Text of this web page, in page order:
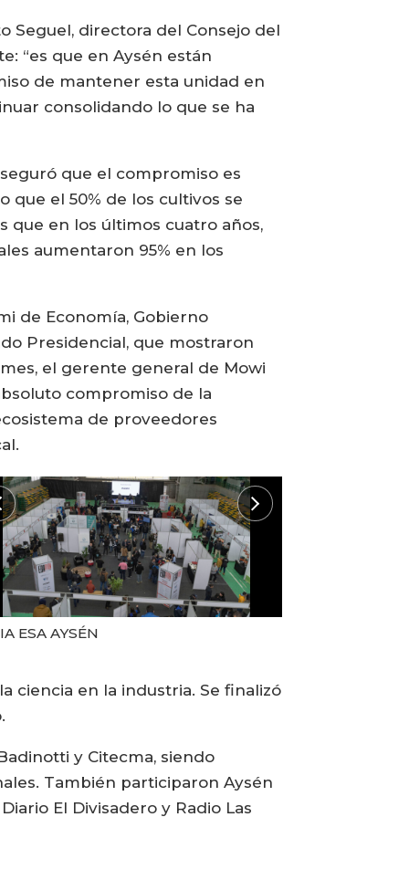
Seguel, directora del Consejo del
“es que en Aysén están
de mantener esta unidad en
consolidando lo que se ha
que el compromiso es
que el 50% de los cultivos se
que en los últimos cuatro años,
aumentaron 95% en los
de Economía, Gobierno
Presidencial, que mostraron
el gerente general de Mowi
compromiso de la
de proveedores
ESA AYSÉN
ciencia en la industria. Se finalizó
y Citecma, siendo
También participaron Aysén
El Divisadero y Radio Las